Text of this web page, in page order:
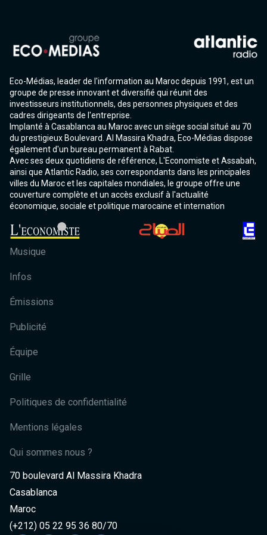
Eco-Médias, leader de l'information au Maroc depuis 1991, est un
groupe de presse innovant et diversifié qui réunit des
investisseurs institutionnels, des personnes physiques et des
cadres dirigeants de l'entreprise.
Implanté à Casablanca au Maroc avec un siège social situé au 70
du prestigieux Boulevard. Al Massira Khadra, Eco-Médias dispose
également d'un bureau permanent à Rabat.
Avec ses deux quotidiens de référence, L'Economiste et Assabah,
ainsi que Atlantic Radio, ses correspondants dans les principales
villes du Maroc et les capitales mondiales, le groupe offre une
couverture complète et un accès exclusif à l'actualité
économique, sociale et politique marocaine et internation
Musique
Infos
Émissions
Publicité
Équipe
Grille
Politiques de confidentialité
Mentions légales
Qui sommes nous ?
70 boulevard Al Massira Khadra
Casablanca
Maroc
(+212) 05 22 95 36 80/70